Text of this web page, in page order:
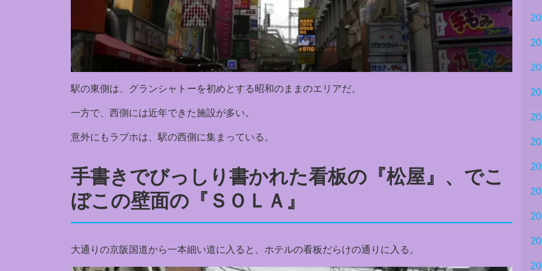
駅の東側は、グランシャトーを初めとする昭和のままのエリアだ。
一方で、西側には近年できた施設が多い。
意外にもラブホは、駅の西側に集まっている。
手書きでびっしり書かれた看板の『松屋』、でこ
ぼこの壁面の『ＳＯＬＡ』
大通りの京阪国道から一本細い道に入ると、ホテルの看板だらけの通りに入る。